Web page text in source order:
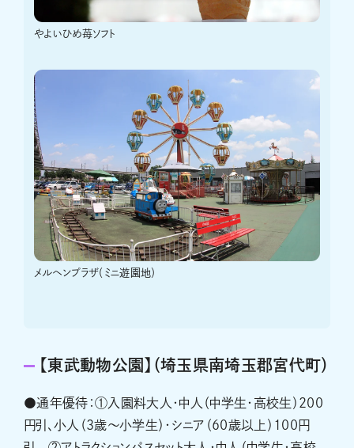
やよいひめ苺ソフト
メルヘンプラザ（ミニ遊園地）
【東武動物公園】（埼玉県南埼玉郡宮代町）
●通年優待：①入園料大人・中人（中学生・高校生）200
円引、小人（3歳～小学生）・シニア（60歳以上）100円